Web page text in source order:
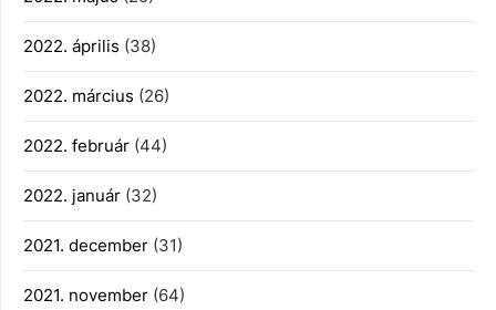
2022. április (38)
2022. március (26)
2022. február (44)
2022. január (32)
2021. december (31)
2021. november (64)